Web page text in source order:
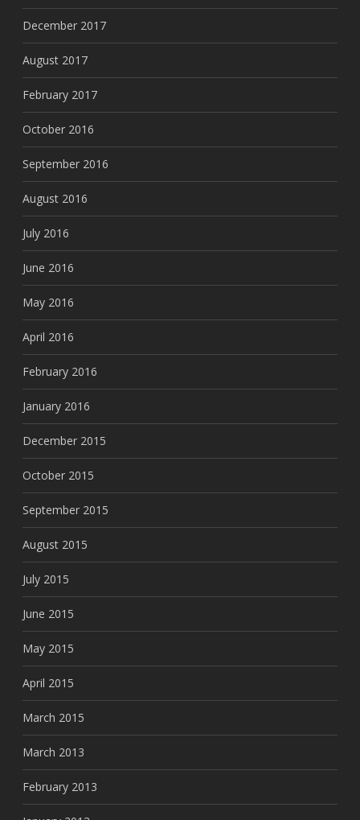
December 2017
August 2017
February 2017
October 2016
September 2016
August 2016
July 2016
June 2016
May 2016
April 2016
February 2016
January 2016
December 2015
October 2015
September 2015
August 2015
July 2015
June 2015
May 2015
April 2015
March 2015
March 2013
February 2013